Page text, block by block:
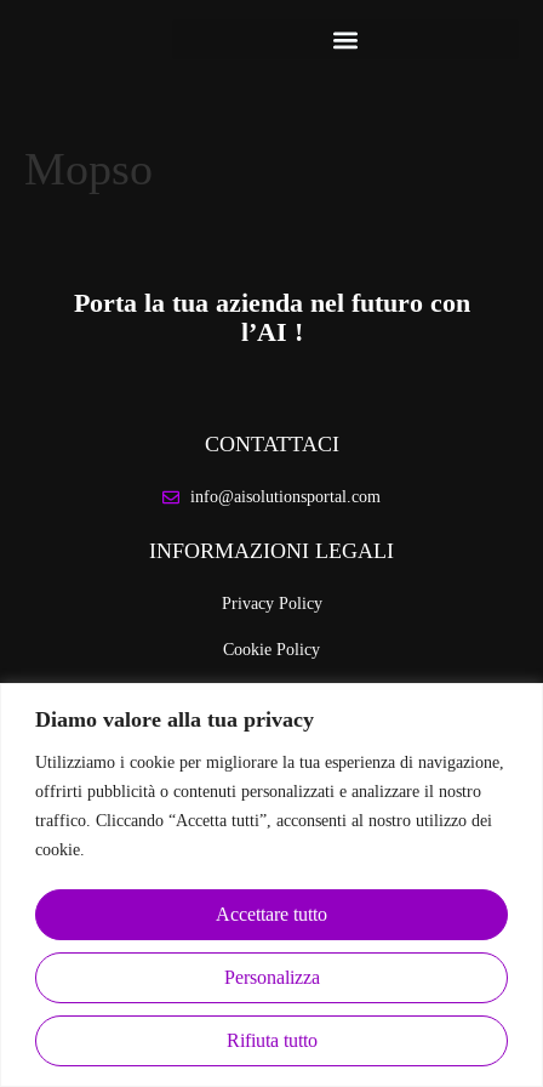
Diamo valore alla tua privacy
Utilizziamo i cookie per migliorare la tua esperienza di navigazione,
offrirti pubblicità o contenuti personalizzati e analizzare il nostro
traffico. Cliccando “Accetta tutti”, acconsenti al nostro utilizzo dei
cookie.
Personalizza
Rifiuta tutto
Accettare tutto
Mopso
Porta la tua azienda nel futuro con
l’AI !
CONTATTACI
info@aisolutionsportal.com
INFORMAZIONI LEGALI
Privacy Policy
Cookie Policy
SEGUICI SUI SOCIAL
EasyWeb